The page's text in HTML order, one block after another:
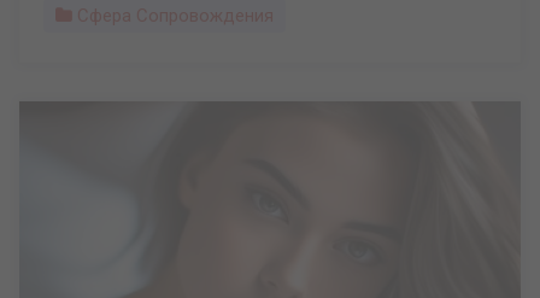
Сфера Сопровождения